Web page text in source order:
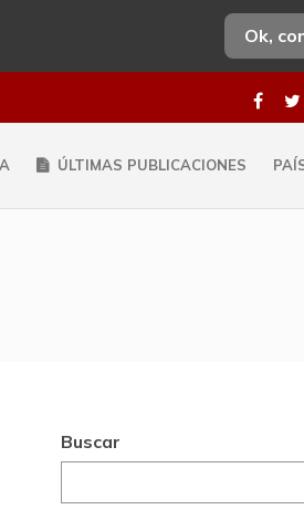
Ok,
ÚLTIMAS PUBLICACIONES
Buscar